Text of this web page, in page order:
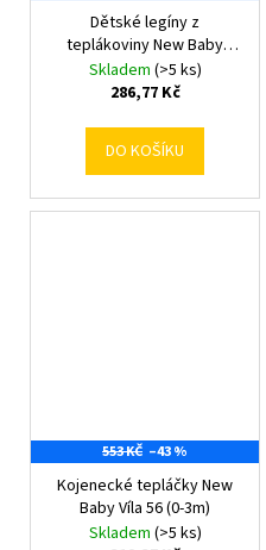
Dětské legíny z
teplákoviny New Baby
Kindergarten melange
104/110
Skladem (>5 ks)
286,77 Kč
DO KOŠÍKU
553 KČ –43 %
Kojenecké tepláčky New
Baby Víla 56 (0-3m)
Skladem (>5 ks)